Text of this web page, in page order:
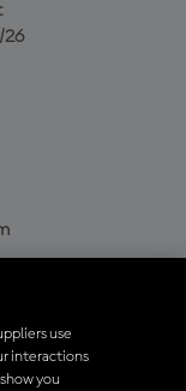
26
use
interactions
you